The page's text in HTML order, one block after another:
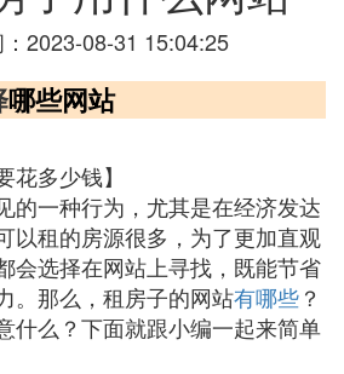
2023-08-31 15:04:25
哪些网站
花多少钱】
的一种行为，尤其是在经济发达
以租的房源很多，为了更加直观
会选择在网站上寻找，既能节省
。那么，租房子的网站有哪些？
什么？下面就跟小编一起来简单